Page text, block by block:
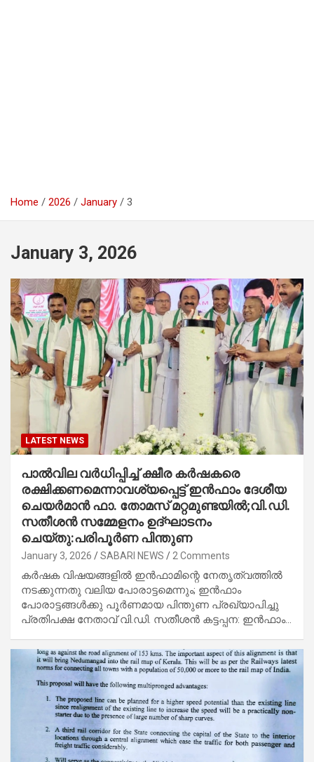
Home 2026 January 3
January 3, 2026
LATEST NEWS
പാല്‍വില വര്‍ധിപ്പിച്ച് ക്ഷീര കര്‍ഷകരെ
രക്ഷിക്കണമെന്നാവശ്യപ്പെട്ട് ഇന്‍ഫാം ദേശീയ
ചെയര്‍മാന്‍ ഫാ. തോമസ് മറ്റമുണ്ടയില്‍;വി.ഡി.
സതീശന്‍ സമ്മേളനം ഉദ്ഘാടനം
ചെയ്തു:പരിപൂര്‍ണ പിന്തുണ
January 3, 2026 SABARI NEWS 2 Comments
കര്‍ഷക വിഷയങ്ങളില്‍ ഇന്‍ഫാമിന്റെ നേതൃത്വത്തില്‍
നടക്കുന്നതു വലിയ പോരാട്ടമെന്നും; ഇന്‍ഫാം
പോരാട്ടങ്ങള്‍ക്കു പൂര്‍ണമായ പിന്തുണ പ്രഖ്യാപിച്ചു
പ്രതിപക്ഷ നേതാവ് വി.ഡി. സതീശന്‍ കട്ടപ്പന: ഇന്‍ഫാം…